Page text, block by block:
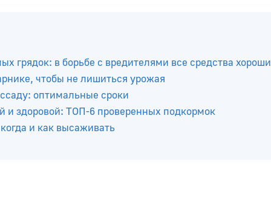
грядок: в борьбе с вредителями все средства хороши
чтобы не лишиться урожая
оптимальные сроки
и здоровой: ТОП-6 проверенных подкормок
и как высаживать